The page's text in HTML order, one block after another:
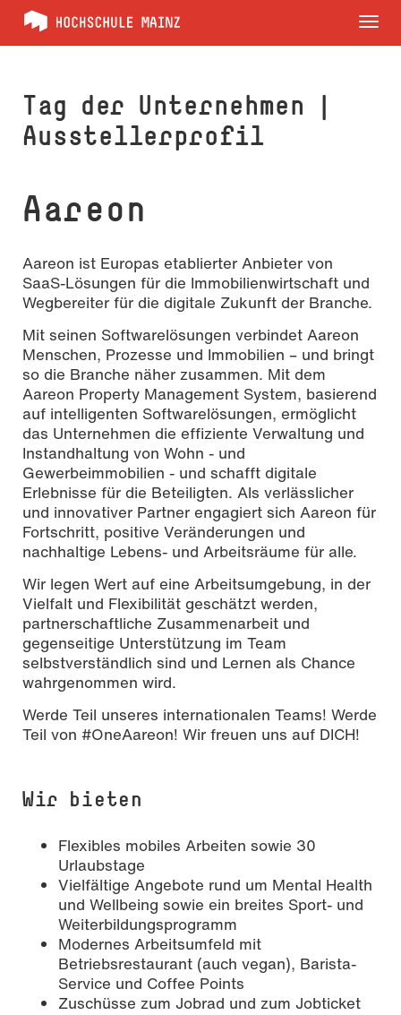
Tag der Unternehmen |
Ausstellerprofil
Aareon
Aareon ist Europas etablierter Anbieter von
SaaS-Lösungen für die Immobilienwirtschaft und
Wegbereiter für die digitale Zukunft der Branche.
Mit seinen Softwarelösungen verbindet Aareon
Menschen, Prozesse und Immobilien – und bringt
so die Branche näher zusammen. Mit dem
Aareon Property Management System, basierend
auf intelligenten Softwarelösungen, ermöglicht
das Unternehmen die effiziente Verwaltung und
Instandhaltung von Wohn - und
Gewerbeimmobilien - und schafft digitale
Erlebnisse für die Beteiligten. Als verlässlicher
und innovativer Partner engagiert sich Aareon für
Fortschritt, positive Veränderungen und
nachhaltige Lebens- und Arbeitsräume für alle.
Wir legen Wert auf eine Arbeitsumgebung, in der
Vielfalt und Flexibilität geschätzt werden,
partnerschaftliche Zusammenarbeit und
gegenseitige Unterstützung im Team
selbstverständlich sind und Lernen als Chance
wahrgenommen wird.
Werde Teil unseres internationalen Teams! Werde
Teil von #OneAareon! Wir freuen uns auf DICH!
Wir bieten
Flexibles mobiles Arbeiten sowie 30
Urlaubstage
Vielfältige Angebote rund um Mental Health
und Wellbeing sowie ein breites Sport- und
Weiterbildungsprogramm
Modernes Arbeitsumfeld mit
Betriebsrestaurant (auch vegan), Barista-
Service und Coffee Points
Zuschüsse zum Jobrad und zum Jobticket